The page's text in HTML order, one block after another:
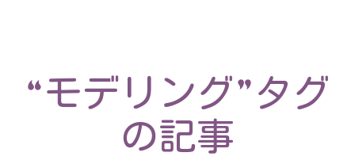
“モデリング”タグ
の記事